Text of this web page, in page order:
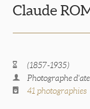
Claude
(1857-1935)
Photographe
41 photographies